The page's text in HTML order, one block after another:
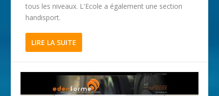
tous les niveaux. L'Ecole a également une section
handisport.
LIRE LA SUITE